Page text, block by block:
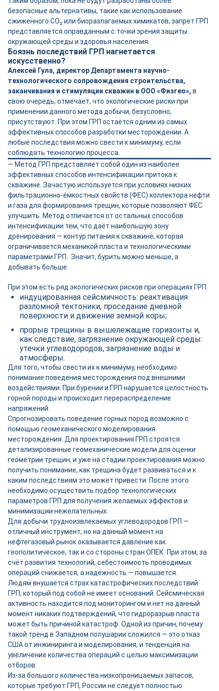
безопасные альтернативы, такие как использование
сжиженного CO₂ или биоразлагаемых химикатов, запрет ГРП
представляется оправданным с точки зрения защиты
окружающей среды и здоровья населения.
Боязнь последствий ГРП нагнетается
искусственно?
Алексей Гула, директор Департамента научно-
технологического сопровождения строительства,
заканчивания и стимуляции скважин в ООО «Физгео», в
свою очередь, отмечает, что экологические риски при
применении данного метода добычи, безусловно,
присутствуют. При этом ГРП остаётся одним из самых
эффективных способов разработки месторождении. А
любые последствия можно свести к минимуму, если
соблюдать технологию процесса.
— Метод ГРП представляет собой один из наиболее
эффективных способов интенсификации притока к
скважине. Зачастую используется при условиях низких
фильтрационно-ёмкостных свойств (ФЕС) коллектора нефти
и газа для формирования трещин, которые позволяют ФЕС
улучшить. Метод отличается от остальных способов
интенсификации тем, что даёт наибольшую зону
дренирования — контур питания к скважине, которая
ограничивается механикой пласта и технологическими
параметрами ГРП. Значит, бурить можно меньше, а
добывать больше.
При этом есть ряд экологических рисков при операциях ГРП:
индуцированная сейсмичность: реактивация
разломной тектоники, проседание дневной
поверхности и движение земной коры;
прорыв трещины в вышележащие горизонты и,
как следствие, загрязнение окружающей среды:
утечки углеводородов, загрязнение воды и
атмосферы.
Для того, чтобы свести их к минимуму, необходимо
понимание поведения месторождения под внешними
воздействиями. При бурении и ГРП нарушается целостность
горной породы и происходит перераспределение
напряжений.
Спрогнозировать поведение горных пород возможно с
помощью геомеханического моделирования
месторождения. Для проектирования ГРП строятся
детализированные геомеханические модели для оценки
геометрии трещин, и уже на стадии проектирования можно
получить понимание, как трещина будет развиваться и к
каким последствиям это может привести. После этого
необходимо осуществить подбор технологических
параметров ГРП для получения желаемых эффектов и
минимизации нежелательных.
Для добычи трудноизвлекаемых углеводородов ГРП —
отличный инструмент, но на данный момент на
нефтегазовый рынок оказывается давление как
геополитическое, так и со стороны стран ОПЕК. При этом, за
счёт развития технологий, себестоимость проводимых
операций снижается, а надёжность — повышается.
Людям внушается страх катастрофических последствий
ГРП, который под собой не имеет оснований. Сейсмическая
активность находится под мониторингом и нет на данный
момент никаких подтверждений, что гидроразрыв пласта
может быть причиной катастроф. Одной из причин, почему
такой тренд в Западном полушарии сложился — это отказ
США от инжиниринга и моделирования, и тенденция на
увеличение количества операций с целью максимизации
отборов.
Из-за большого количества низкопроницаемых запасов,
которые требуют ГРП, России не следует полностью